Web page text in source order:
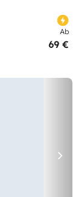
Ab
69 €